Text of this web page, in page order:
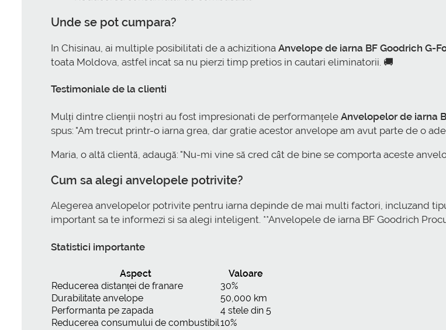
Unde se pot cumpara?
In Chisinau, ai multiple posibilitati de a achizitiona Anvelope de iarna BF Goodrich G-
toata Moldova, astfel incat sa nu pierzi timp pretios in cautari eliminatorii. 🚚
Testimoniale de la clienti
Mulți dintre clienții noștri au fost impresionati de performanțele Anvelopelor de iarna
spus: "Am trecut printr-o iarna grea, dar gratie acestor anvelope am avut parte de o
Maria, o altă clientă, adaugă: "Nu-mi vine să cred cât de bine se comporta aceste
Cum sa alegi anvelopele potrivite?
Alegerea anvelopelor potrivite pentru iarna depinde de mai multi factori, incluzand
important sa te informezi si sa alegi inteligent. **Anvelopele de iarna BF Goodrich
Statistici importante
Aspect
Valoare
Reducerea distanței de franare
30%
Durabilitate anvelope
50,000 km
Performanta pe zapada
4 stele din 5
Reducerea consumului de combustibil10%